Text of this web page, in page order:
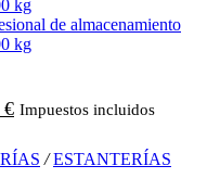
€ Impuestos incluidos
/ ESTANTERÍAS